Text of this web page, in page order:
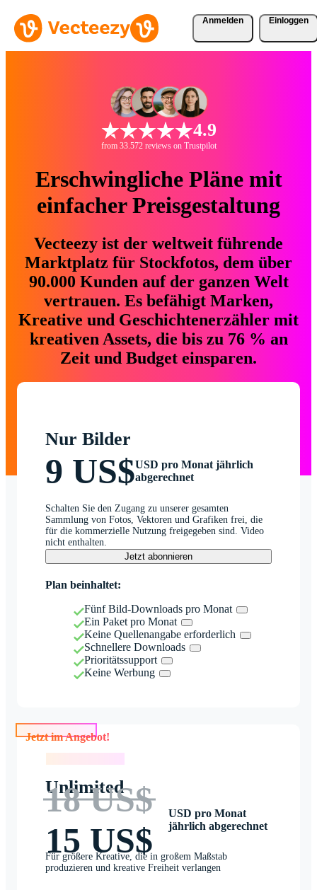
Anmelden Einloggen
4.9
from 33.572 reviews on Trustpilot
Erschwingliche Pläne mit
einfacher Preisgestaltung
Vecteezy ist der weltweit führende
Marktplatz für Stockfotos, dem über
90.000 Kunden auf der ganzen Welt
vertrauen. Es befähigt Marken,
Kreative und Geschichtenerzähler mit
kreativen Assets, die bis zu 76 % an
Zeit und Budget einsparen.
Nur Bilder
9 US$USD pro Monat jährlich
abgerechnet
Schalten Sie den Zugang zu unserer gesamten
Sammlung von Fotos, Vektoren und Grafiken frei, die
für die kommerzielle Nutzung freigegeben sind. Video
nicht enthalten.
Jetzt abonnieren
Plan beinhaltet:
Fünf Bild-Downloads pro Monat
Ein Paket pro Monat
Keine Quellenangabe erforderlich
Schnellere Downloads
Prioritätssupport
Keine Werbung
Jetzt im Angebot!
Unlimited
18 US$
15 US$
USD pro Monat
jährlich abgerechnet
Für größere Kreative, die in großem Maßstab
produzieren und kreative Freiheit verlangen